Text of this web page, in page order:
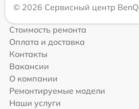
© 2026 Сервисный центр BenQ
Стоимость ремонта
Оплата и доставка
Контакты
Вакансии
О компании
Ремонтируемые модели
Наши услуги